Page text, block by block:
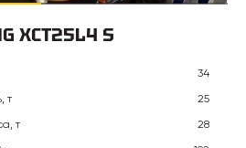
XCT25L4 S
34
т
25
т
28